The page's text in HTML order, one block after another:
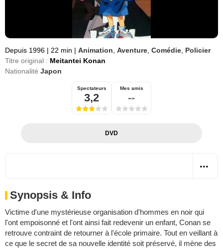
Depuis 1996 | 22 min | Animation Aventure Comédie Policier
Titre original : Meitantei Konan
Nationalité Japon
Spectateurs
3,2
Mes amis
--
DVD
Synopsis & Info
Victime d'une mystérieuse organisation d'hommes en noir qui
l'ont empoisonné et l'ont ainsi fait redevenir un enfant, Conan se
retrouve contraint de retourner à l'école primaire. Tout en veillant à
ce que le secret de sa nouvelle identité soit préservé, il mène des